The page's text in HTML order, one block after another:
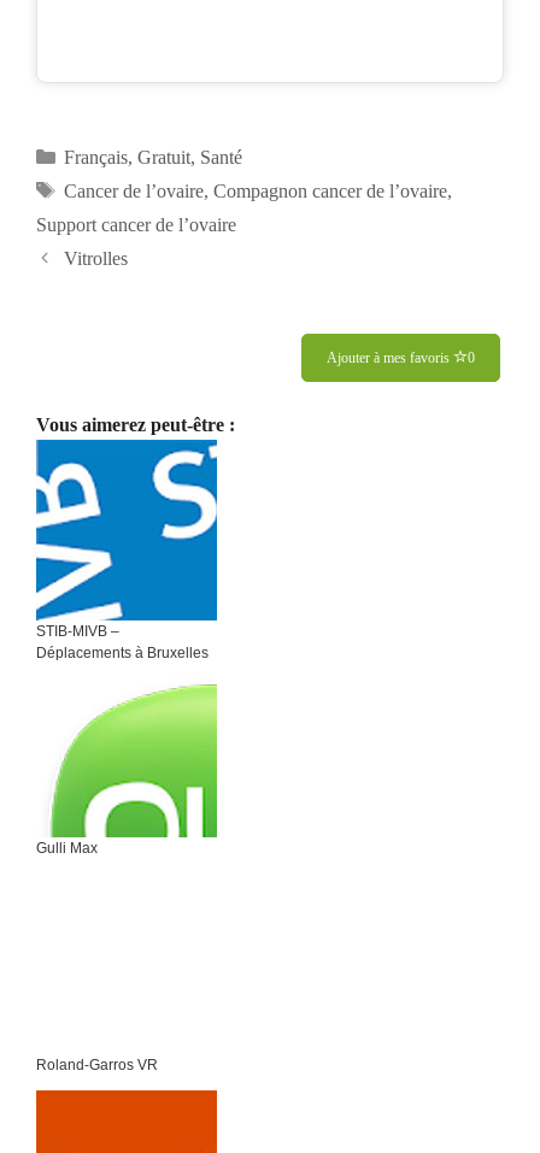
Catégories
Français, Gratuit, Santé
Étiquettes
Cancer de l’ovaire, Compagnon cancer de l’ovaire,
Support cancer de l’ovaire
Navigation
Vitrolles
Ajouter à mes favoris 0
Vous aimerez peut-être :
STIB-MIVB –
Déplacements à Bruxelles
Gulli Max
Roland-Garros VR